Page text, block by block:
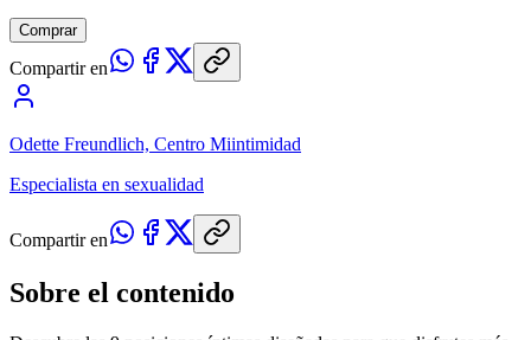
Comprar
Compartir en
Odette Freundlich, Centro Miintimidad
Especialista en sexualidad
Compartir en
Sobre el contenido